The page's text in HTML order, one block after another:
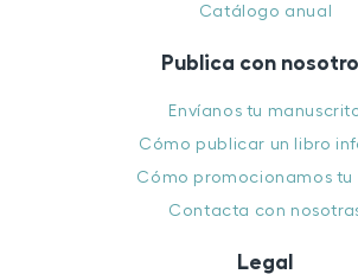
Catálogo anual
Publica con
Envíanos tu
Cómo publicar un libro
Cómo promocionamos tu
Contacta con
Legal